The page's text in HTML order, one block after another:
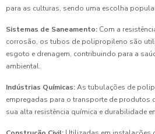
para as culturas, sendo uma escolha
Sistemas de Saneamento: Com a
corrosão, os tubos de polipropileno são
esgoto e drenagem, contribuindo para a
ambiental.
Indústrias Químicas:As tubulações de
empregadas para o transporte de produtos
sua alta resistência química e durabilidade